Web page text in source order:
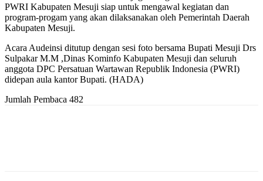
PWRI Kabupaten Mesuji siap untuk mengawal kegiatan dan
program-progam yang akan dilaksanakan oleh Pemerintah Daerah
Kabupaten Mesuji.
Acara Audeinsi ditutup dengan sesi foto bersama Bupati Mesuji Drs
Sulpakar M.M ,Dinas Kominfo Kabupaten Mesuji dan seluruh
anggota DPC Persatuan Wartawan Republik Indonesia (PWRI)
didepan aula kantor Bupati. (HADA)
Jumlah Pembaca 482